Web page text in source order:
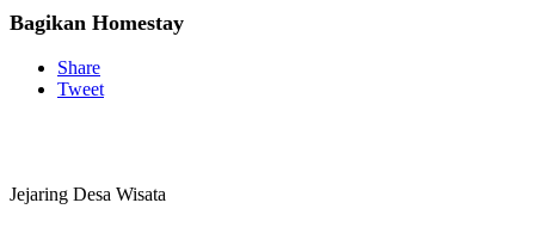
Bagikan Homestay
Share
Tweet
Jejaring Desa Wisata